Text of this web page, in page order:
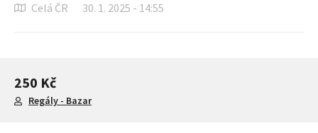
Celá ČR 30. 1. 2025 - 14:55
250 Kč
Regály - Bazar